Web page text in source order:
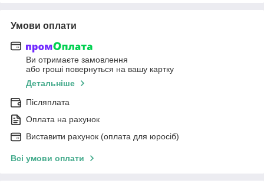
Умови оплати
Ви отримаєте замовлення
або гроші повернуться на вашу картку
Детальніше
Післяплата
Оплата на рахунок
Виставити рахунок (оплата для юросіб)
Всі умови оплати